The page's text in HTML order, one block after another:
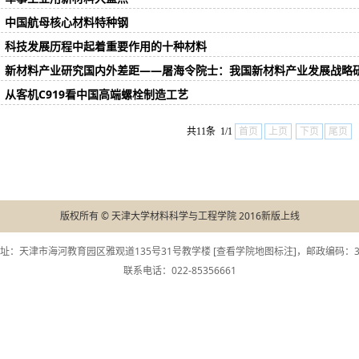
中国航母核心材料特种钢
科技发展历程中起着重要作用的十种材料
新材料产业研究国内外差距——屠海令院士：我国新材料产业发展战略
从客机C919看中国高端螺栓制造工艺
共11条 1/1 首页 上页 下页 尾页
版权所有 © 天津大学材料科学与工程学院 2016新版上线
：天津市海河教育园区雅观道135号31号教学楼 [查看学院地图标注]，邮政编码：
联系电话：022-85356661